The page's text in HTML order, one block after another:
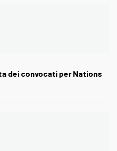
dei convocati per Nations